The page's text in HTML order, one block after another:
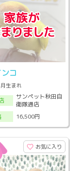
コ
生まれ
サンペット秋田自
衛隊通店
16,500円
お気に入り